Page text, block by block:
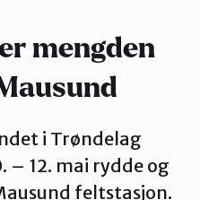
Inderøy
Levanger
mengden
i Trøndelag
– 12. mai rydde og
feltstasjon.